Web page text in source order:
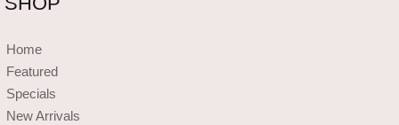
Home
Featured
Specials
New Arrivals